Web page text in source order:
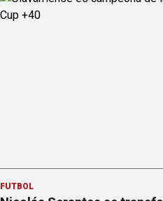
FÚTBOL